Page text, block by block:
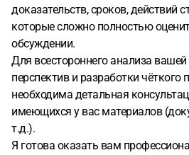
доказательств, сроков, действий
которые сложно полностью
обсуждении.
Для всестороннего анализа вашей
перспектив и разработки чёткого
необходима детальная
имеющихся у вас материалов
т.д.).
Я готова оказать вам